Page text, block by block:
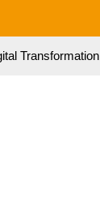
Transformation